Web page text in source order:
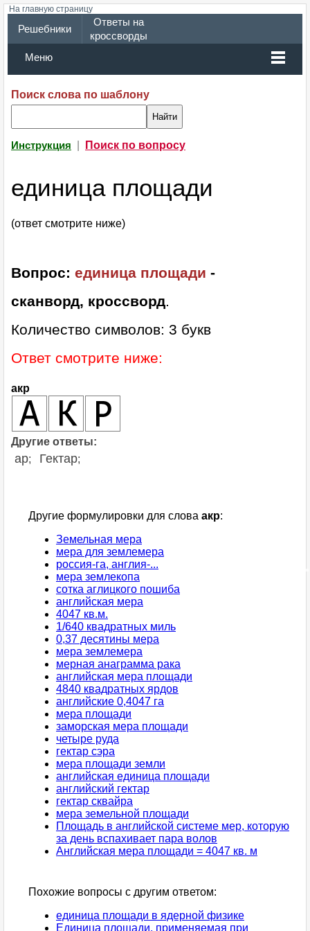
На главную страницу
Решебники
Ответы на
кроссворды
Меню
Поиск слова по шаблону
Инструкция Поиск по вопросу
единица площади
(ответ смотрите ниже)
Вопрос: единица площади -
сканворд, кроссворд.
Количество символов: 3 букв
Ответ смотрите ниже:
акр
Другие ответы:
ар; Гектар;
Другие формулировки для слова акр:
Земельная мера
мера для землемера
россия-га, англия-...
мера землекопа
сотка аглицкого пошиба
английская мера
4047 кв.м.
1/640 квадратных миль
0,37 десятины мера
мера землемера
мерная анаграмма рака
английская мера площади
4840 квадратных ярдов
английские 0,4047 га
мера площади
заморская мера площади
четыре руда
гектар сэра
мера площади земли
английская единица площади
английский гектар
гектар сквайра
мера земельной площади
Площадь в английской системе мер, которую
за день вспахивает пара волов
Английская мера площади = 4047 кв. м
Похожие вопросы с другим ответом:
единица площади в ядерной физике
Единица площади, применяемая при